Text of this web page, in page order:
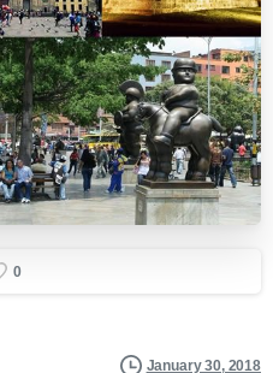
0
January 30, 2018